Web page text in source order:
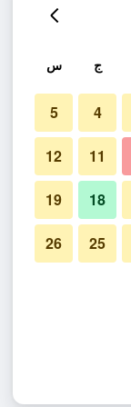
ج س
4
5
11
12
18
19
25
26